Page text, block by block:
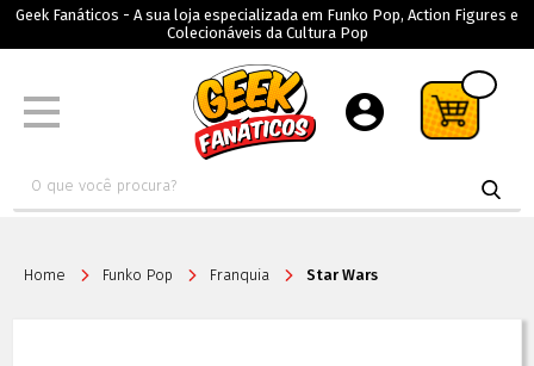
Geek Fanáticos - A sua loja especializada em Funko Pop, Action Figures e
Colecionáveis da Cultura Pop
Home Funko Pop Franquia Star Wars